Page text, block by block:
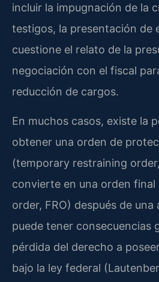
incluir la impugnación de la
testigos, la presentación de
cuestione el relato de la
negociación con el fiscal
reducción de cargos.
En muchos casos, existe la
obtener una orden de
(temporary restraining
convierte en una orden
order, FRO) después de una
puede tener consecuencias
pérdida del derecho a
bajo la ley federal